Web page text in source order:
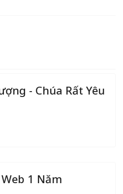
- Chúa Rất Yêu
1 Năm